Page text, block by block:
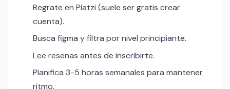
Regrate en Platzi (suele ser gratis crear
cuenta).
Busca figma y filtra por nivel principiante.
Lee resenas antes de inscribirte.
Planifica 3-5 horas semanales para mantener
ritmo.